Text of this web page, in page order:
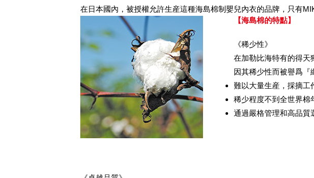
在日本國內，被授權允許生産這種海島棉制嬰兒內衣的品牌，只有
【海島棉的特點】
《稀少性》
在加勒比海特有的得天
因其稀少性而被譽爲『
難以大量生産，採摘工
稀少程度不到全世界棉
通過嚴格管理和高品質